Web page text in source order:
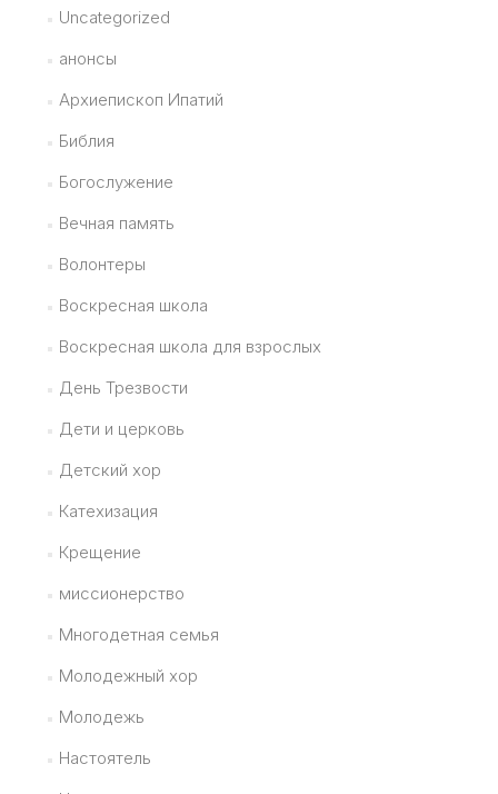
Uncategorized
анонсы
Архиепископ Ипатий
Библия
Богослужение
Вечная память
Волонтеры
Воскресная школа
Воскресная школа для взрослых
День Трезвости
Дети и церковь
Детский хор
Катехизация
Крещение
миссионерство
Многодетная семья
Молодежный хор
Молодежь
Настоятель